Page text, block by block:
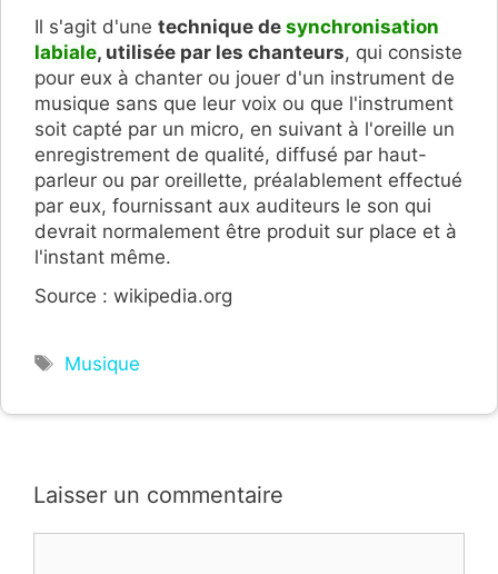
Il s'agit d'une technique de synchronisation
labiale, utilisée par les chanteurs, qui consiste
pour eux à chanter ou jouer d'un instrument de
musique sans que leur voix ou que l'instrument
soit capté par un micro, en suivant à l'oreille un
enregistrement de qualité, diffusé par haut-
parleur ou par oreillette, préalablement effectué
par eux, fournissant aux auditeurs le son qui
devrait normalement être produit sur place et à
l'instant même.
Source : wikipedia.org
Étiquettes
Musique
Laisser un commentaire